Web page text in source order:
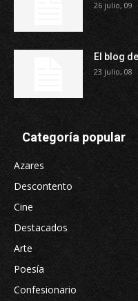
26 julio, 09
El blog
23 julio, 08
Categoría popular
Azares
Descontento
Cine
Destacados
Arte
Poesía
Confesionario